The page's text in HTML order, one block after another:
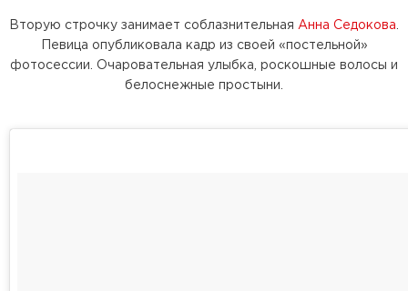
Вторую строчку занимает соблазнительная Анна Седокова
Певица опубликовала кадр из своей «постельной»
фотосессии. Очаровательная улыбка, роскошные волосы и
белоснежные простыни.